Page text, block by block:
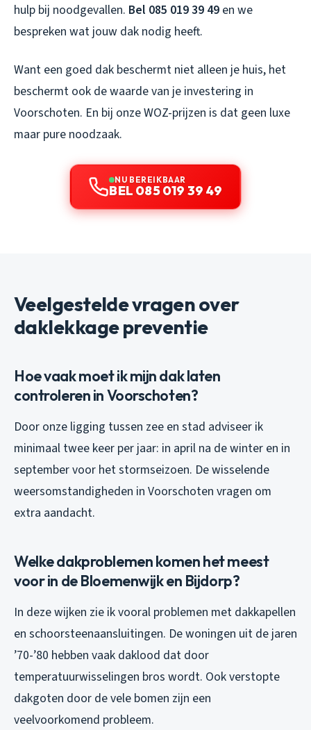
hulp bij noodgevallen. Bel 085 019 39 49 en we
bespreken wat jouw dak nodig heeft.
Want een goed dak beschermt niet alleen je huis, het
beschermt ook de waarde van je investering in
Voorschoten. En bij onze WOZ-prijzen is dat geen luxe
maar pure noodzaak.
NU BEREIKBAAR
BEL 085 019 39 49
Veelgestelde vragen over
daklekkage preventie
Hoe vaak moet ik mijn dak laten
controleren in Voorschoten?
Door onze ligging tussen zee en stad adviseer ik
minimaal twee keer per jaar: in april na de winter en in
september voor het stormseizoen. De wisselende
weersomstandigheden in Voorschoten vragen om
extra aandacht.
Welke dakproblemen komen het meest
voor in de Bloemenwijk en Bijdorp?
In deze wijken zie ik vooral problemen met dakkapellen
en schoorsteenaansluitingen. De woningen uit de jaren
’70-’80 hebben vaak daklood dat door
temperatuurwisselingen bros wordt. Ook verstopte
dakgoten door de vele bomen zijn een
veelvoorkomend probleem.